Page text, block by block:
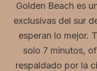
Golden Beach es
exclusivas del sur
esperan lo mejor.
solo 7 minutos,
respaldado por la